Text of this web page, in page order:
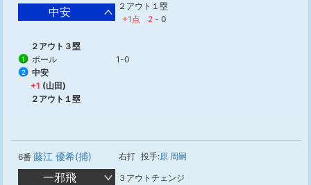
中安
２アウト１塁
+1点
2 - 0
２アウト３塁
1 ボール 1-0
2
中安
+1 (山田)
２アウト１塁
6番 藤江 優希(捕) 右打 投手:原 周嗣
一邪飛 ３アウトチェンジ